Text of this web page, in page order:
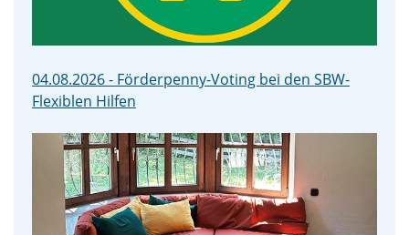
04.08.2026 - Förderpenny-Voting bei den SBW-
Flexiblen Hilfen